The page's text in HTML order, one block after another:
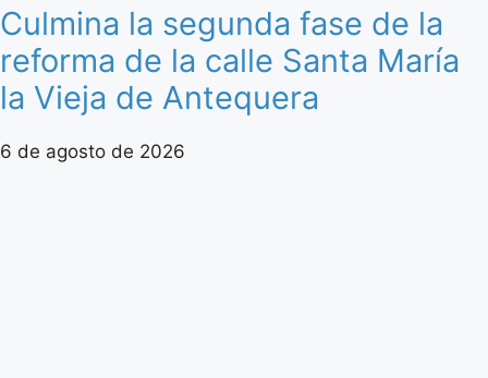
Culmina la segunda fase de la
reforma de la calle Santa María
la Vieja de Antequera
6 de agosto de 2026